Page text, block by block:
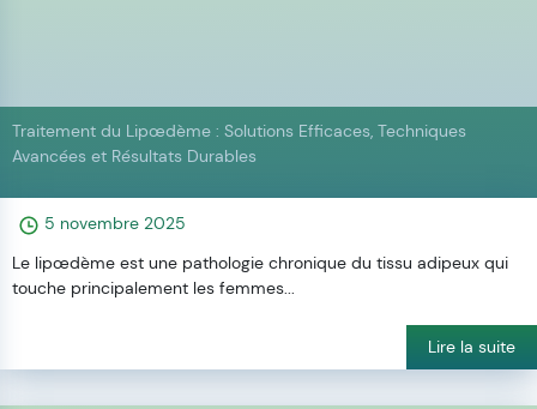
5 novembre 2025
Traitement du Lipœdème : Solutions Efficaces, Techniques
Avancées et Résultats Durables
Le lipœdème est une pathologie chronique du tissu adipeux qui
touche principalement les femmes...
Lire la suite